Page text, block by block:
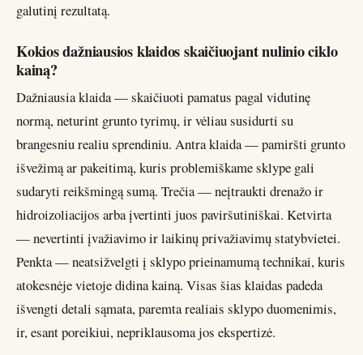
galutinį rezultatą.
Kokios dažniausios klaidos skaičiuojant nulinio ciklo
kainą?
Dažniausia klaida — skaičiuoti pamatus pagal vidutinę
normą, neturint grunto tyrimų, ir vėliau susidurti su
brangesniu realiu sprendiniu. Antra klaida — pamiršti grunto
išvežimą ar pakeitimą, kuris problemiškame sklype gali
sudaryti reikšmingą sumą. Trečia — neįtraukti drenažo ir
hidroizoliacijos arba įvertinti juos paviršutiniškai. Ketvirta
— nevertinti įvažiavimo ir laikinų privažiavimų statybvietei.
Penkta — neatsižvelgti į sklypo prieinamumą technikai, kuris
atokesnėje vietoje didina kainą. Visas šias klaidas padeda
išvengti detali sąmata, paremta realiais sklypo duomenimis,
ir, esant poreikiui, nepriklausoma jos ekspertizė.